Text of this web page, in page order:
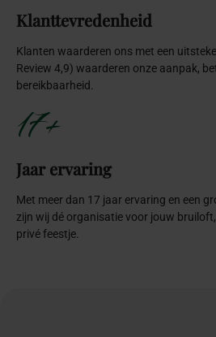
Klanttevredenheid
Klanten waarderen ons met een
Review 4,9) waarderen onze aanpak,
bereikbaarheid.
17+
Jaar ervaring
Met meer dan 17 jaar ervaring en een
zijn wij dé organisatie voor jouw
privé feestje.